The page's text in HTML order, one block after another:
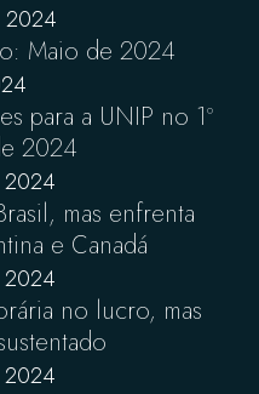
2024
Maio de 2024
para a UNIP no 1º
2024
2024
mas enfrenta
e Canadá
2024
no lucro, mas
2024